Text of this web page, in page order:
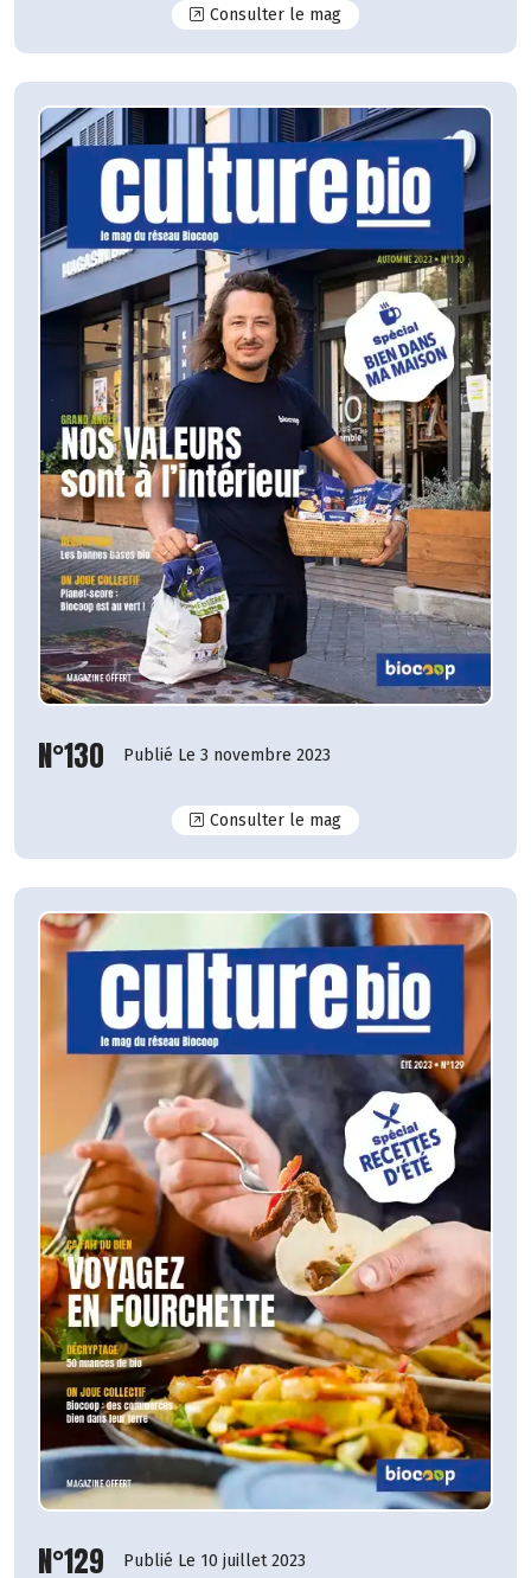
Consulter le magN°131
N°130 Publié Le 3 novembre 2023
Consulter le magN°130
N°129 Publié Le 10 juillet 2023